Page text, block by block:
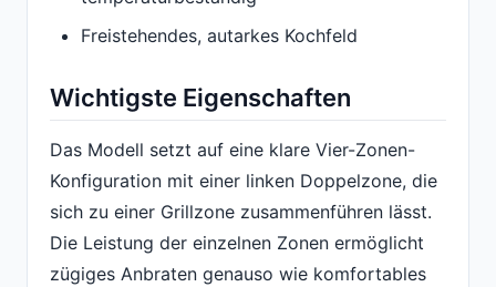
Freistehendes, autarkes Kochfeld
Wichtigste Eigenschaften
Das Modell setzt auf eine klare Vier-Zonen-
Konfiguration mit einer linken Doppelzone, die
sich zu einer Grillzone zusammenführen lässt.
Die Leistung der einzelnen Zonen ermöglicht
zügiges Anbraten genauso wie komfortables